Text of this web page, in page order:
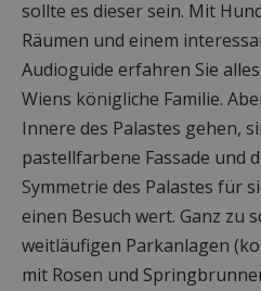
sollte es dieser sein. Mit
Räumen und einem
Audioguide erfahren Sie
Wiens königliche Familie.
Innere des Palastes gehen,
pastellfarbene Fassade und
Symmetrie des Palastes für
einen Besuch wert. Ganz zu
weitläufigen Parkanlagen
mit Rosen und